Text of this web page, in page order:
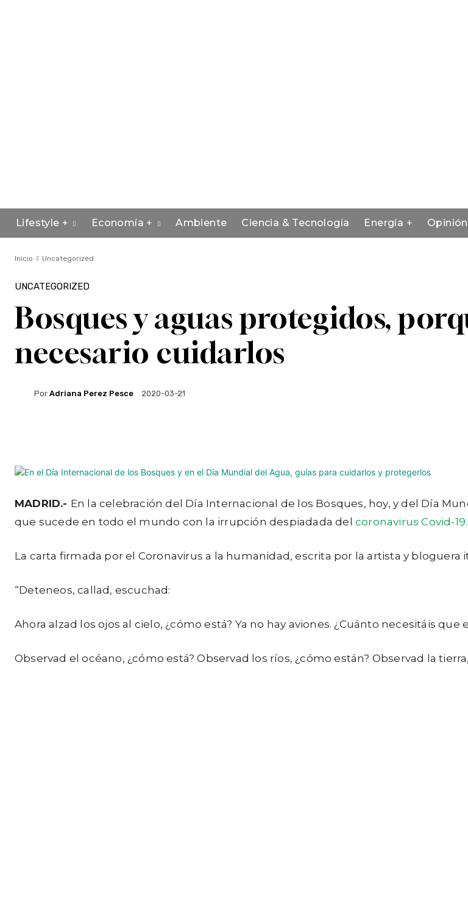
Lifestyle + Economía + Ambiente Ciencia & Tecnología Energía + Opinión
Inicio Uncategorized
UNCATEGORIZED
Bosques y aguas protegidos,
necesario cuidarlos
Por Adriana Perez Pesce 2020-03-21
MADRID.- En la celebración del Día Internacional de los Bosques, hoy, y del Día
que sucede en todo el mundo con la irrupción despiadada delcoronavirus Covid-19.
La carta firmada por el Coronavirus a la humanidad, escrita por la artista y bloguera
“Deteneos, callad, escuchad:
Ahora alzad los ojos al cielo, ¿cómo está? Ya no hay aviones. ¿Cuánto necesitáis
Observad el océano, ¿cómo está? Observad los ríos, ¿cómo están? Observad la